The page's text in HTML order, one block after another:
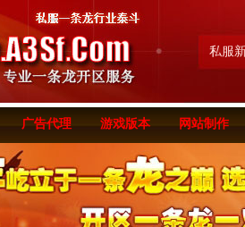
私服
广告代理 游戏版本 网站制作